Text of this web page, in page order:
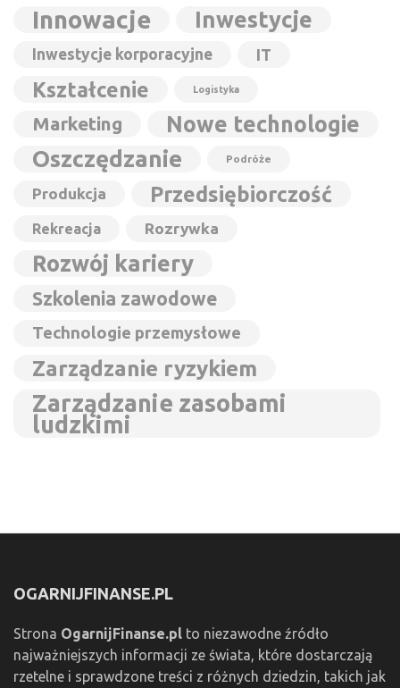
Innowacje Inwestycje
Inwestycje korporacyjne IT
Kształcenie Logistyka
Marketing Nowe technologie
Oszczędzanie Podróże
Produkcja Przedsiębiorczość
Rekreacja Rozrywka
Rozwój kariery
Szkolenia zawodowe
Technologie przemysłowe
Zarządzanie ryzykiem
Zarządzanie zasobami
ludzkimi
OGARNIJFINANSE.PL
Strona OgarnijFinanse.pl to niezawodne źródło
najważniejszych informacji ze świata, które dostarczają
rzetelne i sprawdzone treści z różnych dziedzin, takich jak